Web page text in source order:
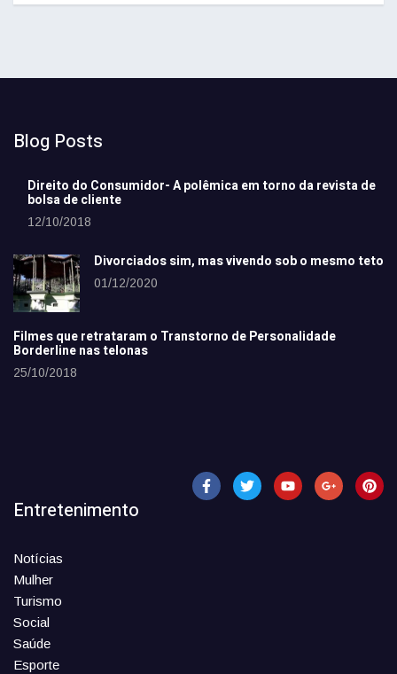
Blog Posts
Direito do Consumidor- A polêmica em torno da revista de
bolsa de cliente
12/10/2018
Divorciados sim, mas vivendo sob o mesmo teto
01/12/2020
Filmes que retrataram o Transtorno de Personalidade
Borderline nas telonas
25/10/2018
Entretenimento
Notícias
Mulher
Turismo
Social
Saúde
Esporte